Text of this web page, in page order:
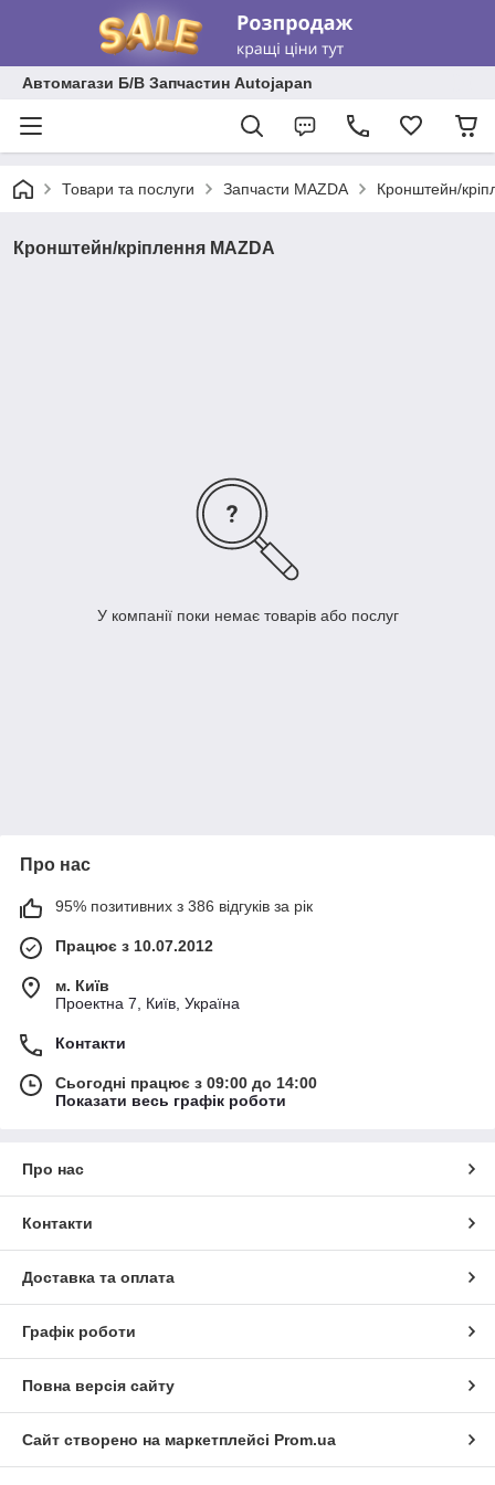
Автомагази Б/В Запчастин Autojapan
Товари та послуги Запчасти MAZDA Кронштейн/
Кронштейн/кріплення MAZDA
У компанії поки немає товарів або послуг
Про нас
95% позитивних з 386 відгуків за рік
Працює з 10.07.2012
м. Київ
Проектна 7, Київ, Україна
Контакти
Сьогодні працює з 09:00 до 14:00
Показати весь графік роботи
Про нас
Контакти
Доставка та оплата
Графік роботи
Повна версія сайту
Сайт створено на маркетплейсі Prom.ua